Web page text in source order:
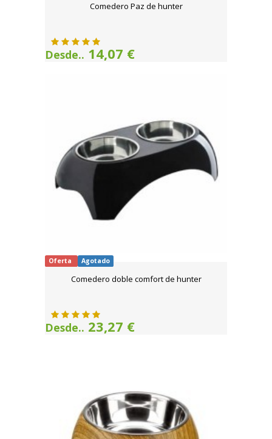
Comedero Paz de hunter
Desde.. 14,07 €
Oferta Agotado
Comedero doble comfort de hunter
Desde.. 23,27 €